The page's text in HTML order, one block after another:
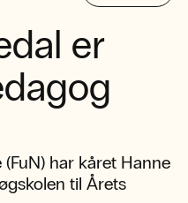
er
har kåret Hanne
til Årets